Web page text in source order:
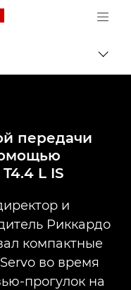
Canon Logo, back to
передачи
L IS
и
Риккардо
компактные
во время
прогулок на